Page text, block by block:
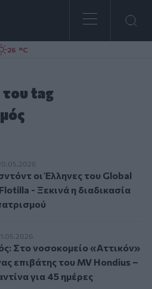
26 °C
tag
οι Έλληνες του Global
οι Έλληνες του Global
- Ξεκινά η διαδικασία
Στο νοσοκομείο «Αττικόν» ο
Στο νοσοκομείο «Αττικόν»
επιβάτης του MV Hondius –
για 45 ημέρες